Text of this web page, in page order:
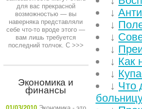
для вас прекрасной
возможностью — вы
наверняка представляли
себе что-то вроде этого —
вам лишь требуется
последний толчок. С>>>
Экономика и
финансы
↓
↓
↓
↓
↓ Как
↓
↓ Что